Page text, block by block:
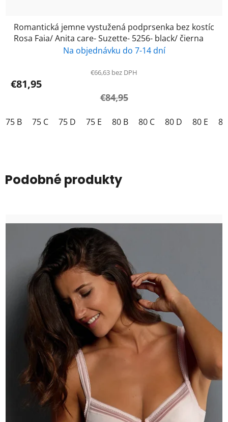
Romantická jemne vystužená podprsenka bez kostíc
Rosa Faia/ Anita care- Suzette- 5256- black/ čierna
Na objednávku do 7-14 dní
€66,63 bez DPH
€81,95
€84,95
75 B 75 C 75 D 75 E 80 B 80 C 80 D 80 E
Podobné produkty